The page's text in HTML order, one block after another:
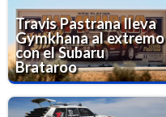
Travis Pastrana lleva
Gymkhana al extremo
con el Subaru
Brataroo